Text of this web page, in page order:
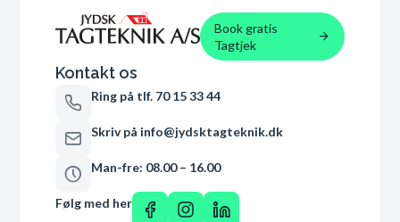
Book gratis
Tagtjek
Kontakt os
Ring på tlf. 70 15 33 44
Skriv på info@jydsktagteknik.dk
Man-fre: 08.00 – 16.00
Følg med her